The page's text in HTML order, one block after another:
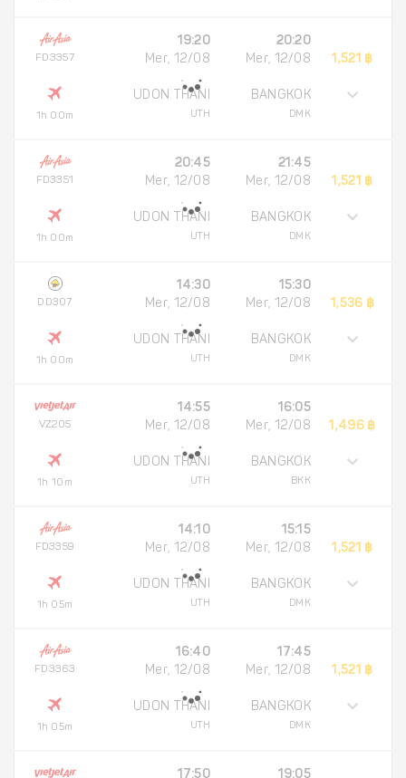
FD3357
1h 00m
19:20
Mer, 12/08
UDON THANI
UTH
20:20
Mer, 12/08
BANGKOK
DMK
1,521 ฿
FD3351
1h 00m
20:45
Mer, 12/08
UDON THANI
UTH
21:45
Mer, 12/08
BANGKOK
DMK
1,521 ฿
DD307
1h 00m
14:30
Mer, 12/08
UDON THANI
UTH
15:30
Mer, 12/08
BANGKOK
DMK
1,536 ฿
VZ205
1h 10m
14:55
Mer, 12/08
UDON THANI
UTH
16:05
Mer, 12/08
BANGKOK
BKK
1,496 ฿
FD3359
1h 05m
14:10
Mer, 12/08
UDON THANI
UTH
15:15
Mer, 12/08
BANGKOK
DMK
1,521 ฿
FD3363
1h 05m
16:40
Mer, 12/08
UDON THANI
UTH
17:45
Mer, 12/08
BANGKOK
DMK
1,521 ฿
17:50 19:05